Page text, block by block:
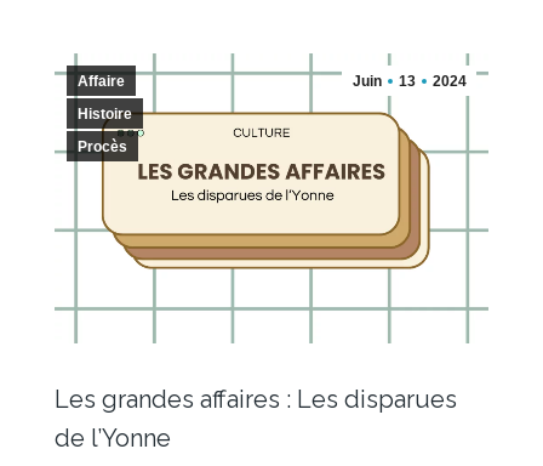
Juin 13 2024
Affaire
Histoire
Procès
Les grandes affaires : Les disparues
de l’Yonne